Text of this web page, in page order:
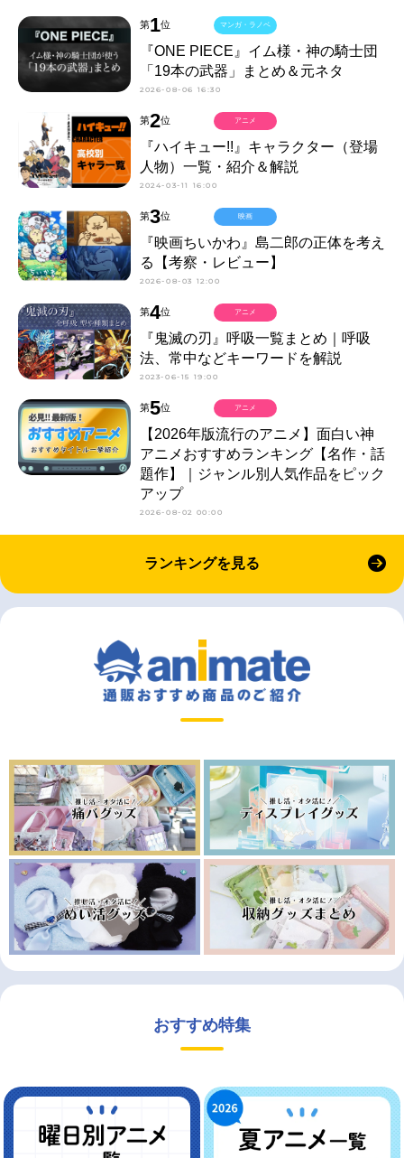
第1位
『ONE PIECE』イム様・神の騎士団
「19本の武器」まとめ＆元ネタ
2026-08-06 16:30
マンガ・ラノベ
第2位
『ハイキュー!!』キャラクター（登場
人物）一覧・紹介＆解説
2024-03-11 16:00
アニメ
第3位
『映画ちいかわ』島二郎の正体を考え
る【考察・レビュー】
2026-08-03 12:00
映画
第4位
『鬼滅の刃』呼吸一覧まとめ｜呼吸
法、常中などキーワードを解説
2023-06-15 19:00
アニメ
第5位
【2026年版流行のアニメ】面白い神
アニメおすすめランキング【名作・話
題作】｜ジャンル別人気作品をピック
アップ
2026-08-02 00:00
アニメ
ランキングを見る
おすすめ特集